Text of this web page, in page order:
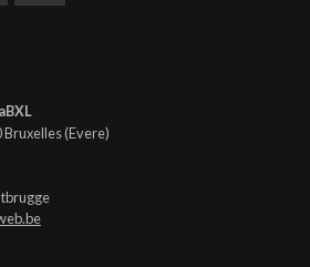
Bruxelles (Evere)